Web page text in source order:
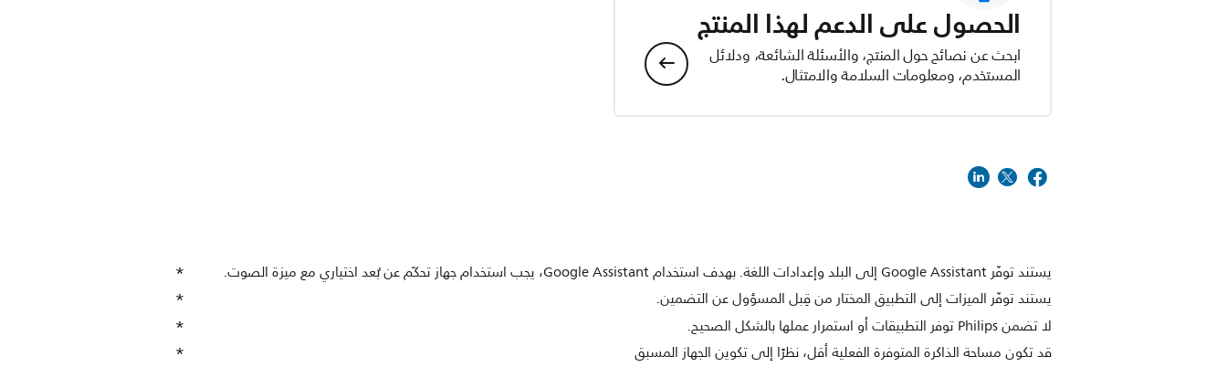
الحصول على الدعم لهذا المنتج
ابحث عن نصائح حول المنتج، والأسئلة الشائعة، ودلائل
المستخدم، ومعلومات السلامة والامتثال.
يستند توفّر Google Assistant إلى البلد وإعدادات اللغة. بهدف استخدام Google Assistant، يجب استخدام جهاز تحكّم عن بُعد اختياري مع ميزة الصوت.
يستند توفّر الميزات إلى التطبيق المختار من قِبل المسؤول عن التضمين.
لا تضمن Philips توفر التطبيقات أو استمرار عملها بالشكل الصحيح.
قد تكون مساحة الذاكرة المتوفرة الفعلية أقل، نظرًا إلى تكوين الجهاز المسبق